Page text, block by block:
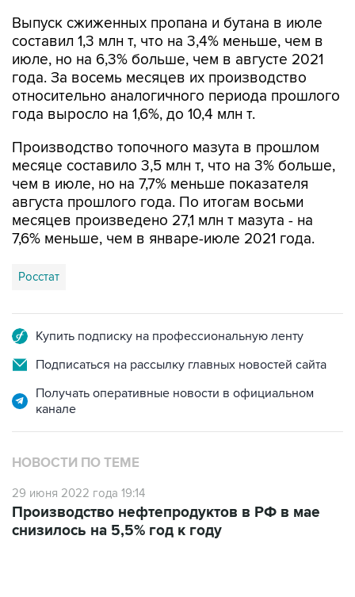
Выпуск сжиженных пропана и бутана в июле
составил 1,3 млн т, что на 3,4% меньше, чем в
июле, но на 6,3% больше, чем в августе 2021
года. За восемь месяцев их производство
относительно аналогичного периода прошлого
года выросло на 1,6%, до 10,4 млн т.
Производство топочного мазута в прошлом
месяце составило 3,5 млн т, что на 3% больше,
чем в июле, но на 7,7% меньше показателя
августа прошлого года. По итогам восьми
месяцев произведено 27,1 млн т мазута - на
7,6% меньше, чем в январе-июле 2021 года.
Росстат
Купить подписку на профессиональную ленту
Подписаться на рассылку главных новостей сайта
Получать оперативные новости в официальном
канале
НОВОСТИ ПО ТЕМЕ
29 июня 2022 года 19:14
Производство нефтепродуктов в РФ в мае
снизилось на 5,5% год к году